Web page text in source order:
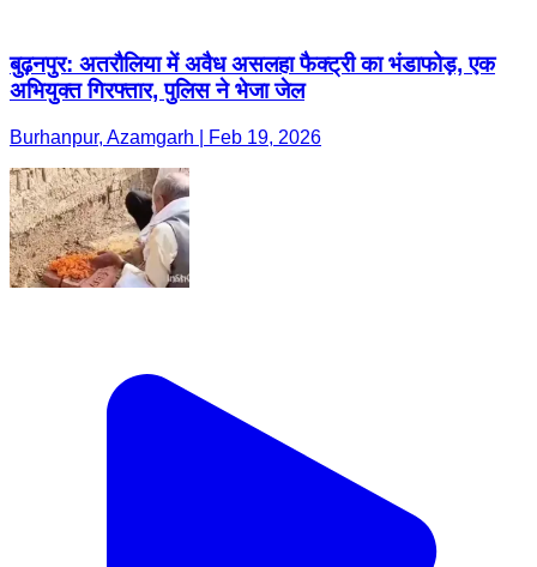
बुढ़नपुर: अतरौलिया में अवैध असलहा फैक्ट्री का भंडाफोड़, एक
अभियुक्त गिरफ्तार, पुलिस ने भेजा जेल
Burhanpur, Azamgarh | Feb 19, 2026